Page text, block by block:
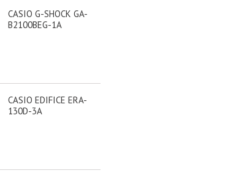
CASIO G-SHOCK GA-
B2100BEG-1A
CASIO EDIFICE ERA-
130D-3A